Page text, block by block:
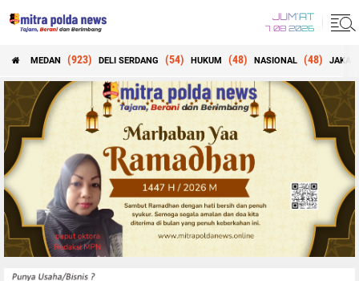
JUM'AT
7 08 2026
MEDAN (923) DELI SERDANG (54) HUKUM (48) NASIONAL (48)